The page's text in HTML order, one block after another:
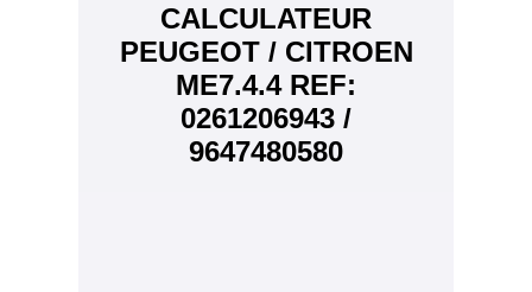
CALCULATEUR
PEUGEOT / CITROEN
ME7.4.4 REF:
0261206943 /
9647480580